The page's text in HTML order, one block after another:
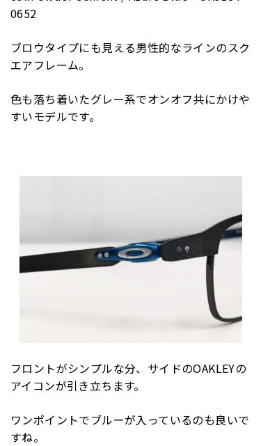
0652
ブロウタイプにも見える男性的なラインのスク
エアフレーム。
色も落ち着いたグレー系でオンオフ共にかけや
すいモデルです。
フロントがシンプルな分、サイドのOAKLEYの
アイコンが引き立ちます。
ワンポイントでブルーが入っているのも良いで
すね。